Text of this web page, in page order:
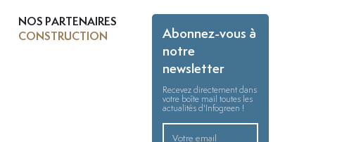
NOS PARTENAIRES
CONSTRUCTION
Abonnez-vous à
notre
newsletter
Recevez directement dans
votre boîte mail toutes les
actualités d'Infogreen !